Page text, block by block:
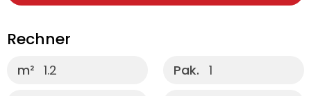
Rechner
m² 1.2
Pak.
1